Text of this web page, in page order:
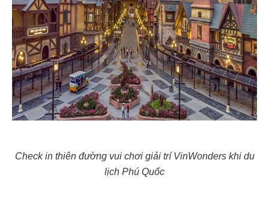
Check in thiên đường vui chơi giải trí VinWonders khi du
lịch Phú Quốc